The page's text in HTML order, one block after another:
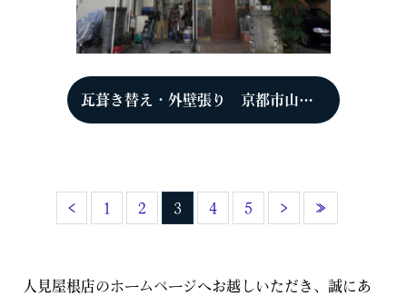
瓦葺き替え・外壁張り 京都市山科区 S様
‹ 1 2 3 4 5 › »
人見屋根店のホームページへお越しいただき、誠にあ